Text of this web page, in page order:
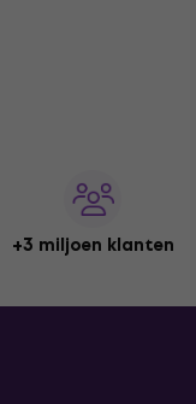
+3 miljoen klanten